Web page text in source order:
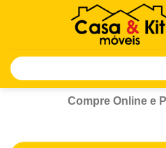
Pesquisar
por:
Compre Online e